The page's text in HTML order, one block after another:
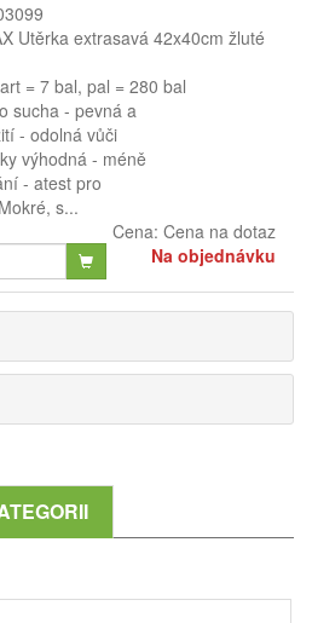
Utěrka extrasavá 42x40cm žluté
= 7 bal, pal = 280 bal
sucha - pevná a
- odolná vůči
výhodná - méně
- atest pro
s...
Cena: Cena na dotaz
Na objednávku